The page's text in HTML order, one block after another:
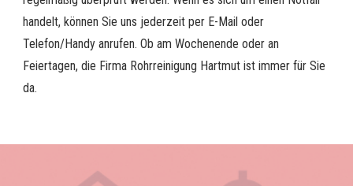
handelt, können Sie uns jederzeit per E-Mail oder
Telefon/Handy anrufen. Ob am Wochenende oder an
Feiertagen, die Firma Rohrreinigung Hartmut ist immer für Sie
da.